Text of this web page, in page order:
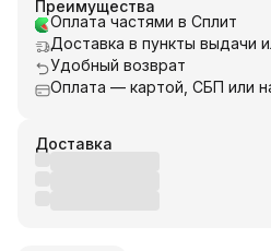
Преимущества
Оплата частями в Сплит
Доставка в пункты выдачи
Удобный возврат
Оплата — картой, СБП или
Доставка